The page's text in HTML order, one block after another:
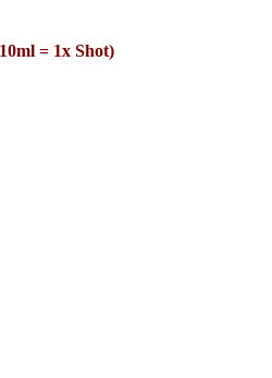
10ml = 1x Shot)